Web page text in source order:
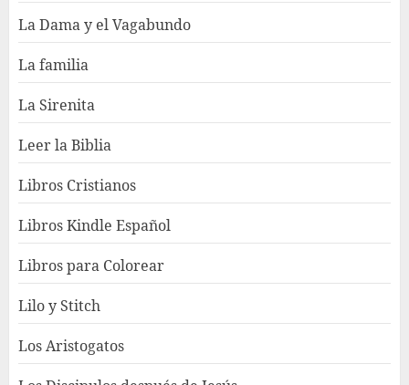
La Dama y el Vagabundo
La familia
La Sirenita
Leer la Biblia
Libros Cristianos
Libros Kindle Español
Libros para Colorear
Lilo y Stitch
Los Aristogatos